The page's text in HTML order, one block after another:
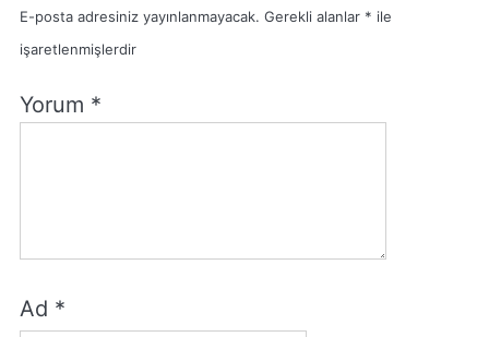
E-posta adresiniz yayınlanmayacak. Gerekli alanlar * ile
işaretlenmişlerdir
Yorum *
Ad *